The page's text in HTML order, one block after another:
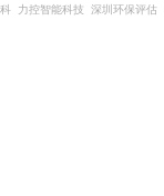
科
力控智能科技 深圳环保评估